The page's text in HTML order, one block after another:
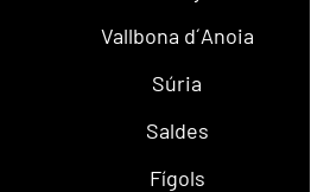
Vallbona d´Anoia
Súria
Saldes
Fígols